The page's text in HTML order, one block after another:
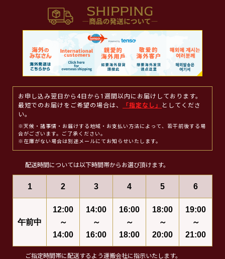
お申し込み翌日から4日から1週間以内にお届けしております。
最短でのお届けをご希望の場合は、
「指定なし」
としてくださ
い。
※天候・諸事情・お届けする地域・お支払い方法によって、若干前後する場
合がございます。ご了承ください。
※在庫がない場合は別途メールにてお知らせいたします。
配送時間については以下時間帯からお選び頂けます。
1 2 3 4 5 6
午前中
12:00
～
14:00
14:00
～
16:00
16:00
～
18:00
18:00
～
20:00
19:00
～
21:00
ご指定時間帯に配送するよう運搬会社に指示いたします。